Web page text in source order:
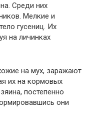
Среди них
Мелкие и
гусениц. Их
на личинках
на мух, заражают
их на кормовых
постепенно
они